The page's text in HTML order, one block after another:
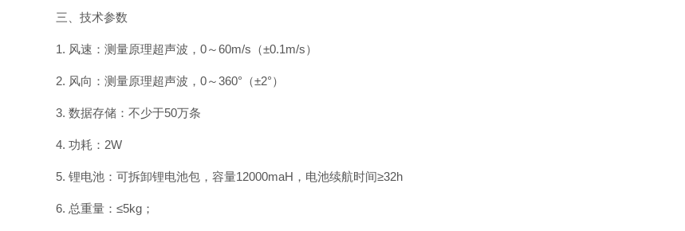
三、技术参数
1. 风速：测量原理超声波，0～60m/s（±0.1m/s）
2. 风向：测量原理超声波，0～360°（±2°）
3. 数据存储：不少于50万条
4. 功耗：2W
5. 锂电池：可拆卸锂电池包，容量12000maH，电池续航时间≥32h
6. 总重量：≤5kg；